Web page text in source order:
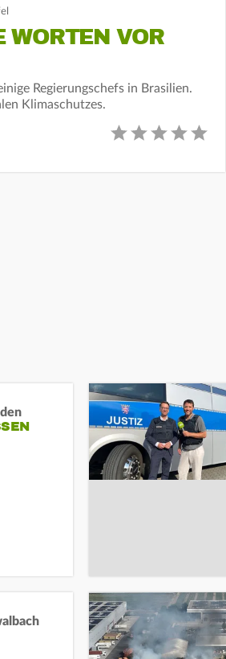
WORTEN VOR
Regierungschefs in Brasilien.
Klimaschutzes.